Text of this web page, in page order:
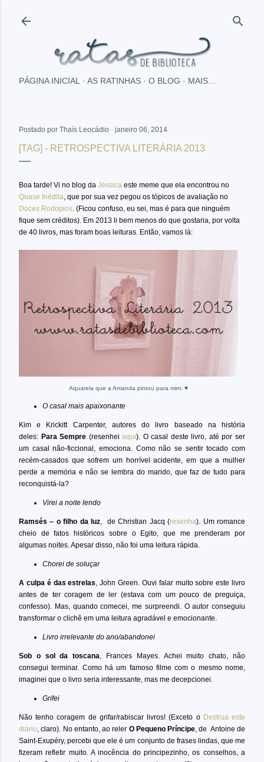
PÁGINA INICIAL AS RATINHAS O BLOG MAIS…
Postado por Thaís Leocádio janeiro 06, 2014
[TAG] - RETROSPECTIVA LITERÁRIA 2013
Boa tarde! Vi no blog da Jéssica este meme que ela encontrou no
Quase Inédita, que por sua vez pegou os tópicos de avaliação no
Doces Rodopios. (Ficou confuso, eu sei, mas é para que ninguém
fique sem créditos). Em 2013 li bem menos do que gostaria, por volta
de 40 livros, mas foram boas leituras. Então, vamos lá:
Aquarela que a Amanda pintou para mim. ♥
O casal mais apaixonante
Kim e Krickitt Carpenter, autores do livro baseado na história
deles: Para Sempre (resenheiaqui). O casal deste livro, até por ser
um casal não-ficcional, emociona. Como não se sentir tocado com
recém-casados que sofrem um horrível acidente, em que a mulher
perde a memória e não se lembra do marido, que faz de tudo para
reconquistá-la?
Virei a noite lendo
Ramsés – o filho da luz, de Christian Jacq (resenha). Um romance
cheio de fatos históricos sobre o Egito, que me prenderam por
algumas noites. Apesar disso, não foi uma leitura rápida.
Chorei de soluçar
A culpa é das estrelas, John Green. Ouvi falar muito sobre este livro
antes de ter coragem de ler (estava com um pouco de preguiça,
confesso). Mas, quando comecei, me surpreendi. O autor conseguiu
transformar o clichê em uma leitura agradável e emocionante.
Livro irrelevante do ano/abandonei
Sob o sol da toscana, Frances Mayes. Achei muito chato, não
consegui terminar. Como há um famoso filme com o mesmo nome,
imaginei que o livro seria interessante, mas me decepcionei.
Grifei
Não tenho coragem de grifar/rabiscar livros! (Exceto o Destrua este
diário, claro). No entanto, ao reler O Pequeno Príncipe, de Antoine de
Saint-Exupéry, percebi que ele é um conjunto de frases lindas, que me
fizeram refletir muito. A inocência do principezinho, os conselhos, a